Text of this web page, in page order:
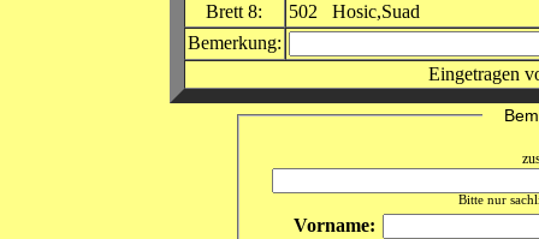
Brett 8:
502 Hosic,Suad
Bemerkung:
Eingetragen
Bitte nur
Vorname: